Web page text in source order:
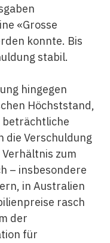
«Grosse
konnte. Bis
stabil.
hingegen
Höchststand,
beträchtliche
die Verschuldung
zum
– insbesondere
in Australien
rasch
der
für